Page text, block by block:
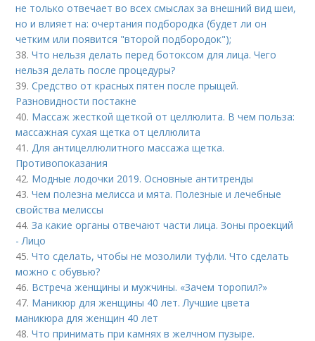
не только отвечает во всех смыслах за внешний вид шеи,
но и влияет на: очертания подбородка (будет ли он
четким или появится "второй подбородок");
38.Что нельзя делать перед ботоксом для лица. Чего
нельзя делать после процедуры?
39.Средство от красных пятен после прыщей.
Разновидности постакне
40. Массаж жесткой щеткой от целлюлита. В чем польза:
массажная сухая щетка от целлюлита
41. Для антицеллюлитного массажа щетка.
Противопоказания
42. Модные лодочки 2019. Основные антитренды
43.Чем полезна мелисса и мята. Полезные и лечебные
свойства мелиссы
44.За какие органы отвечают части лица. Зоны проекций
- Лицо
45.Что сделать, чтобы не мозолили туфли. Что сделать
можно с обувью?
46. Встреча женщины и мужчины. «Зачем торопил?»
47. Маникюр для женщины 40 лет. Лучшие цвета
маникюра для женщин 40 лет
48.Что принимать при камнях в желчном пузыре.